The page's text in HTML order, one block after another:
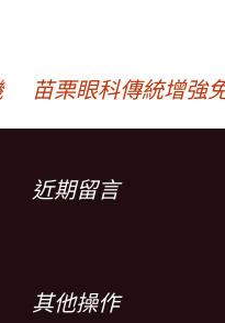
苗栗眼科傳統增強
近期留言
其他操作